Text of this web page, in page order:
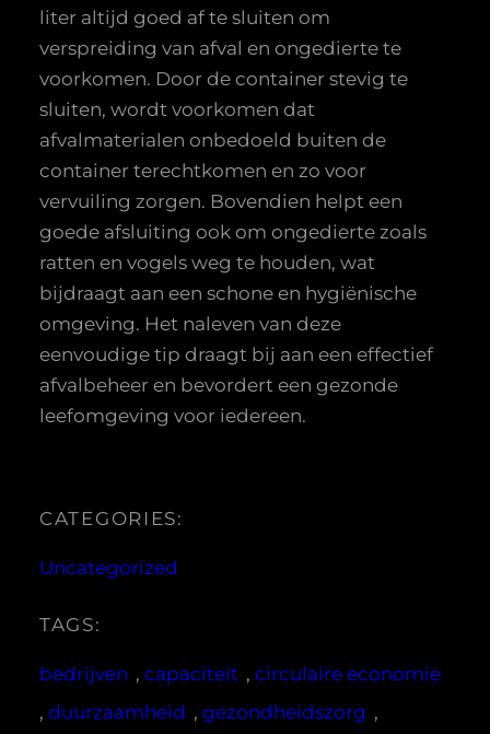
liter altijd goed af te sluiten om
verspreiding van afval en ongedierte te
voorkomen. Door de container stevig te
sluiten, wordt voorkomen dat
afvalmaterialen onbedoeld buiten de
container terechtkomen en zo voor
vervuiling zorgen. Bovendien helpt een
goede afsluiting ook om ongedierte zoals
ratten en vogels weg te houden, wat
bijdraagt aan een schone en hygiënische
omgeving. Het naleven van deze
eenvoudige tip draagt bij aan een effectief
afvalbeheer en bevordert een gezonde
leefomgeving voor iedereen.
CATEGORIES:
Uncategorized
TAGS:
bedrijven , capaciteit , circulaire economie
, duurzaamheid , gezondheidszorg ,